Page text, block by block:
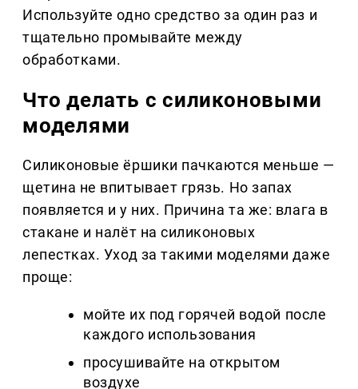
Используйте одно средство за один раз и
тщательно промывайте между
обработками.
Что делать с силиконовыми
моделями
Силиконовые ёршики пачкаются меньше —
щетина не впитывает грязь. Но запах
появляется и у них. Причина та же: влага в
стакане и налёт на силиконовых
лепестках. Уход за такими моделями даже
проще:
мойте их под горячей водой после
каждого использования
просушивайте на открытом
воздухе